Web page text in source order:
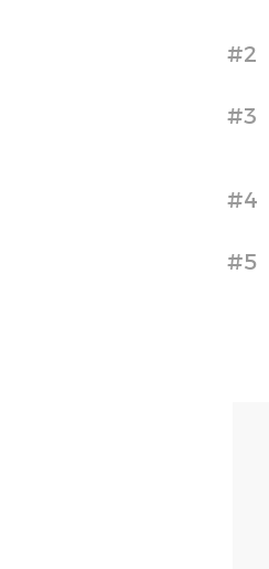
#2
#3
#4
#5